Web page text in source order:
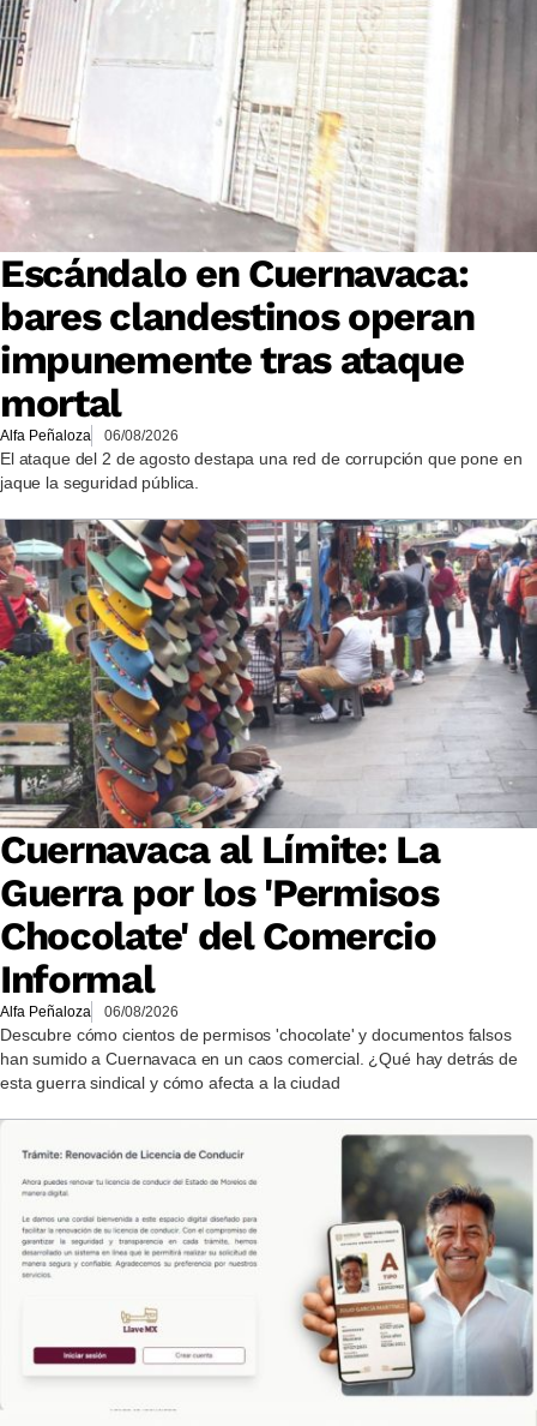
Escándalo en Cuernavaca:
bares clandestinos operan
impunemente tras ataque
mortal
Alfa Peñaloza 06/08/2026
El ataque del 2 de agosto destapa una red de corrupción que pone en
jaque la seguridad pública.
Cuernavaca al Límite: La
Guerra por los 'Permisos
Chocolate' del Comercio
Informal
Alfa Peñaloza 06/08/2026
Descubre cómo cientos de permisos 'chocolate' y documentos falsos
han sumido a Cuernavaca en un caos comercial. ¿Qué hay detrás de
esta guerra sindical y cómo afecta a la ciudad